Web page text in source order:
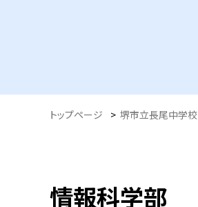
トップページ > 堺市立長尾中学校
情報科学部